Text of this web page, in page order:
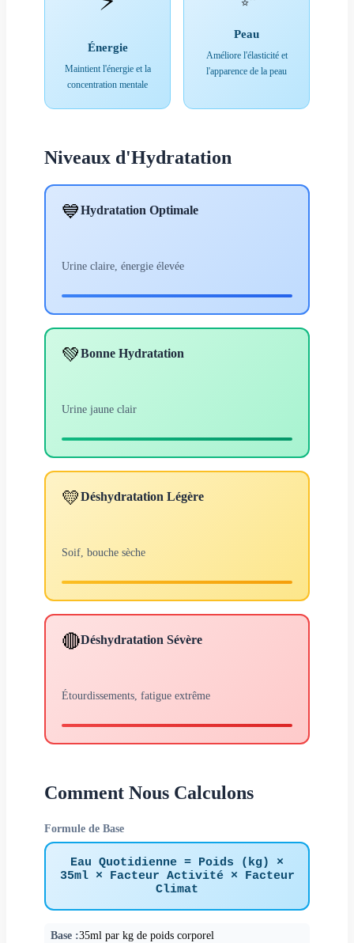
Énergie
Maintient l'énergie et la
concentration mentale
Peau
Améliore l'élasticité et
l'apparence de la peau
Niveaux d'Hydratation
💙Hydratation Optimale
Urine claire, énergie élevée
💚Bonne Hydratation
Urine jaune clair
💛Déshydratation Légère
Soif, bouche sèche
🔴Déshydratation Sévère
Étourdissements, fatigue extrême
Comment Nous Calculons
Formule de Base
Eau Quotidienne = Poids (kg) ×
35ml × Facteur Activité × Facteur
Climat
Base :35ml par kg de poids corporel